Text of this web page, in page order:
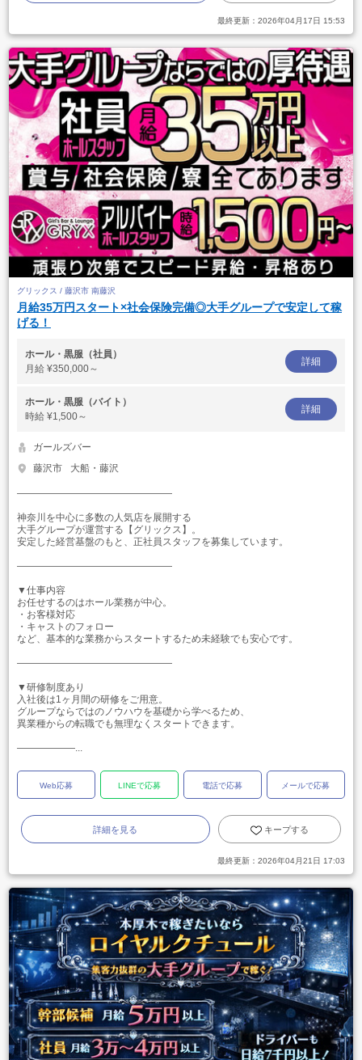
最終更新： 2026年04月17日 15:53
グリックス / 藤沢市 南藤沢
月給35万円スタート×社会保険完備◎大手グループで安定して稼
げる！
ホール・黒服（社員）
月給 ¥350,000～
詳細
ホール・黒服（バイト）
時給 ¥1,500～
詳細
ガールズバー
藤沢市
大船・藤沢
――――――――――――――――
神奈川を中心に多数の人気店を展開する
大手グループが運営する【グリックス】。
安定した経営基盤のもと、正社員スタッフを募集しています。
――――――――――――――――
▼仕事内容
お任せするのはホール業務が中心。
・お客様対応
・キャストのフォロー
など、基本的な業務からスタートするため未経験でも安心です。
――――――――――――――――
▼研修制度あり
入社後は1ヶ月間の研修をご用意。
グループならではのノウハウを基礎から学べるため、
異業種からの転職でも無理なくスタートできます。
――――――...
Web応募 LINEで応募 電話で応募 メールで応募
詳細を見る キープする
最終更新： 2026年04月21日 17:03